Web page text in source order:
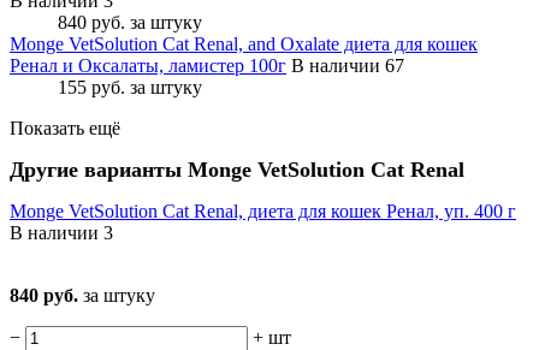
840 руб. за штуку
Monge VetSolution Cat Renal, and Oxalate диета для кошек
Ренал и Оксалаты, ламистер 100г В наличии 67
155 руб. за штуку
Показать ещё
Другие варианты Monge VetSolution Cat Renal
Monge VetSolution Cat Renal, диета для кошек Ренал, уп. 400 г
В наличии 3
840 руб. за штуку
− + шт